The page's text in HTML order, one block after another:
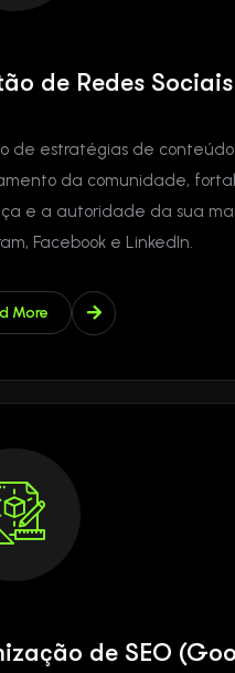
de Redes Sociais
de estratégias de
da comunidade,
e a autoridade da sua
Facebook e LinkedIn.
More
de SEO